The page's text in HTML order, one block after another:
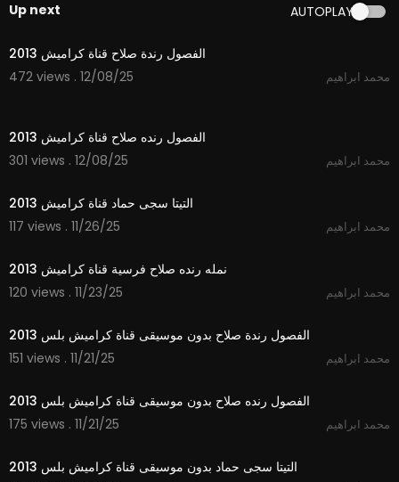
Up next AUTOPLAY
4:23
الفصول رندة صلاح قناة كراميش 2013
472 views . 12/08/25
محمد ابراهيم
الفصول رنده صلاح قناة كراميش 2013
301 views . 12/08/25
محمد ابراهيم
التيتا سجى حماد قناة كراميش 2013
117 views . 11/26/25
محمد ابراهيم
نمله رنده صلاح فرسية قناة كراميش 2013
120 views . 11/23/25
محمد ابراهيم
الفصول رندة صلاح بدون موسيقى قناة كراميش بلس 2013
151 views . 11/21/25
محمد ابراهيم
الفصول رنده صلاح بدون موسيقى قناة كراميش بلس 2013
175 views . 11/21/25
محمد ابراهيم
التيتا سجى حماد بدون موسيقى قناة كراميش بلس 2013